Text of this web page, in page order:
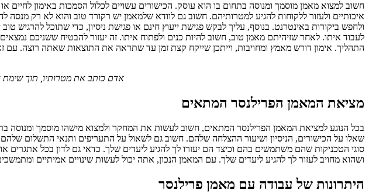
חשוב למצוא מאמן מוסמך ומנוסה בתחום בו הוא עוסק. הכישורים עשויים לכלול הסמכות באימון לחיים או
איכותיים ולעזור ללקוחות להגיע למטרותיהם. חשוב גם לוודא שלמאמן יש רקורד טוב והוא לא רק
ולחפש ביקורות באינטרנט. בנוסף, עליך לבקש פגישת ייעוץ חינם או פגישת ניסיון, כדי שתוכל
לעבוד איתו. לאחר שזיהיתם מאמן טוב, חשוב להיות כנים ולפתוח איתו. זה יעזור להבטיח ששניכם
התהליך. אימון דורש מאמץ ומחויבות, וייתכן שייקח קצת זמן עד שתראה את התוצאות שאתה רוצה. עם
אדם כותב את מטרותיו, תוך שימת
מציאת המאמן הפרילנסר המתאים
בכל הנוגע למציאת המאמן הפרילנסר המתאים, חשוב לעשות את המחקר ולמצוא מישהו מוסמך ומנוסה
שאלו על הכישורים, הניסיון ושיעור ההצלחה שלהם. חשוב גם לשאול על התעריפים ותנאי התשלום
סוגי הטכניקות שהם משתמשים בהם וכיצד הם יעזרו לך להגיע ליעדים שלך. כדאי גם לדון בכל
ושהוא מחויב לעזור לך להגיע ליעדים שלך. עם המאמן הנכון, אתה יכול לעשות שינויים אמיתיים
היתרונות של עבודה עם מאמן פרילנסר